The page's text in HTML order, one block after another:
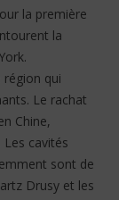
la première
la
qui
Le rachat
Chine,
cavités
sont de
Drusy et les